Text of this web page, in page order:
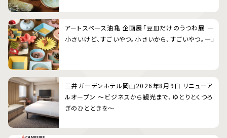
アートスペース油亀 企画展「豆皿だけのうつわ展 ―
小さいけど、すごいやつ。小さいから、すごいやつ。―」
三井ガーデンホテル岡山2026年8月9日 リニューア
ルオープン 〜ビジネスから観光まで、ゆとりとくつろ
ぎのひとときを〜